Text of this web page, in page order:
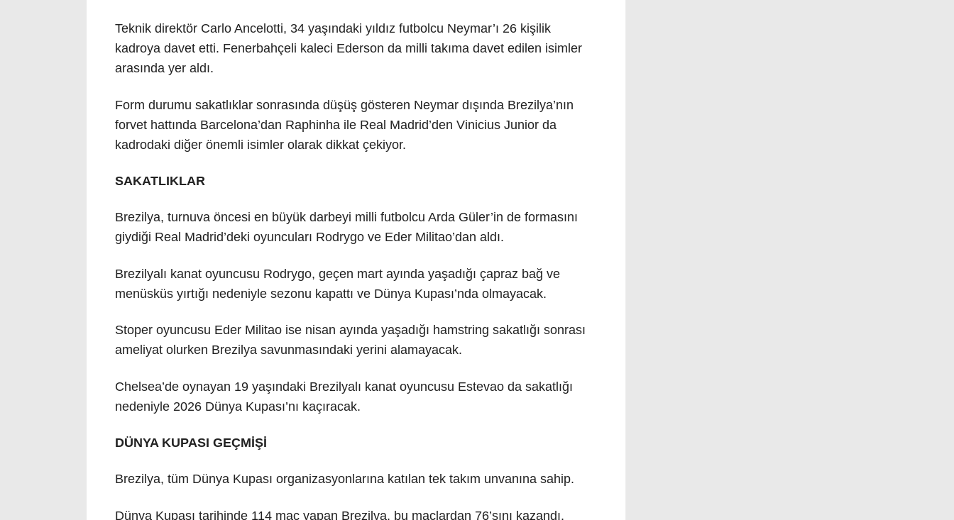
Teknik direktör Carlo Ancelotti, 34 yaşındaki yıldız futbolcu Neymar’ı 26 kişilik
kadroya davet etti. Fenerbahçeli kaleci Ederson da milli takıma davet edilen isimler
arasında yer aldı.
Form durumu sakatlıklar sonrasında düşüş gösteren Neymar dışında Brezilya’nın
forvet hattında Barcelona’dan Raphinha ile Real Madrid’den Vinicius Junior da
kadrodaki diğer önemli isimler olarak dikkat çekiyor.
SAKATLIKLAR
Brezilya, turnuva öncesi en büyük darbeyi milli futbolcu Arda Güler’in de formasını
giydiği Real Madrid’deki oyuncuları Rodrygo ve Eder Militao’dan aldı.
Brezilyalı kanat oyuncusu Rodrygo, geçen mart ayında yaşadığı çapraz bağ ve
menüsküs yırtığı nedeniyle sezonu kapattı ve Dünya Kupası’nda olmayacak.
Stoper oyuncusu Eder Militao ise nisan ayında yaşadığı hamstring sakatlığı sonrası
ameliyat olurken Brezilya savunmasındaki yerini alamayacak.
Chelsea’de oynayan 19 yaşındaki Brezilyalı kanat oyuncusu Estevao da sakatlığı
nedeniyle 2026 Dünya Kupası’nı kaçıracak.
DÜNYA KUPASI GEÇMİŞİ
Brezilya, tüm Dünya Kupası organizasyonlarına katılan tek takım unvanına sahip.
Dünya Kupası tarihinde 114 maç yapan Brezilya, bu maçlardan 76’sını kazandı,